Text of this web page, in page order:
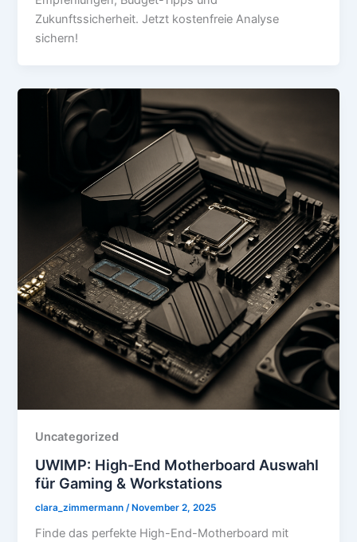
Zukunftssicherheit. Jetzt kostenfreie Analyse
sichern!
Uncategorized
UWIMP: High-End Motherboard Auswahl
für Gaming & Workstations
clara_zimmermann /November 2, 2025
Finde das perfekte High-End-Motherboard mit